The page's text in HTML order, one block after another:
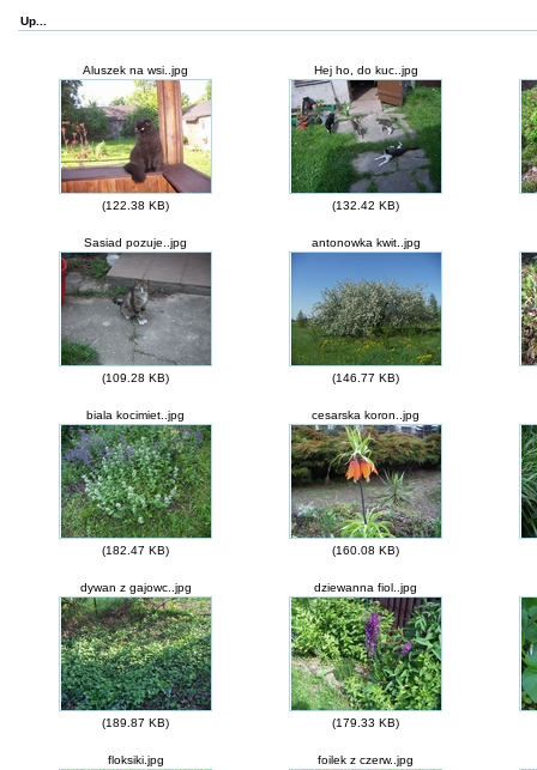
Up...
Aluszek na wsi..jpg
(122.38 KB)
Hej ho, do kuc..jpg
(132.42 KB)
Sasiad pozuje..jpg
(109.28 KB)
antonowka kwit..jpg
(146.77 KB)
biala kocimiet..jpg
(182.47 KB)
cesarska koron..jpg
(160.08 KB)
dywan z gajowc..jpg
(189.87 KB)
dziewanna fiol..jpg
(179.33 KB)
floksiki.jpg foilek z czerw..jpg